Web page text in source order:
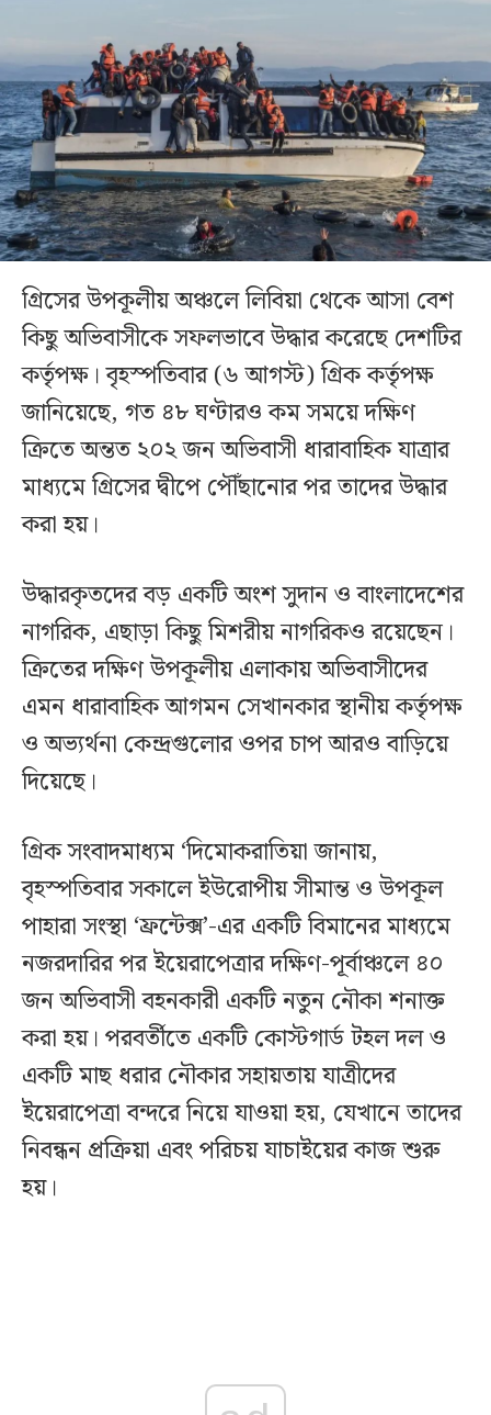
গ্রিসের উপকূলীয় অঞ্চলে লিবিয়া থেকে আসা বেশ
কিছু অভিবাসীকে সফলভাবে উদ্ধার করেছে দেশটির
কর্তৃপক্ষ। বৃহস্পতিবার (৬ আগস্ট) গ্রিক কর্তৃপক্ষ
জানিয়েছে, গত ৪৮ ঘণ্টারও কম সময়ে দক্ষিণ
ক্রিতে অন্তত ২০২ জন অভিবাসী ধারাবাহিক যাত্রার
মাধ্যমে গ্রিসের দ্বীপে পৌঁছানোর পর তাদের উদ্ধার
করা হয়।
উদ্ধারকৃতদের বড় একটি অংশ সুদান ও বাংলাদেশের
নাগরিক, এছাড়া কিছু মিশরীয় নাগরিকও রয়েছেন।
ক্রিতের দক্ষিণ উপকূলীয় এলাকায় অভিবাসীদের
এমন ধারাবাহিক আগমন সেখানকার স্থানীয় কর্তৃপক্ষ
ও অভ্যর্থনা কেন্দ্রগুলোর ওপর চাপ আরও বাড়িয়ে
দিয়েছে।
গ্রিক সংবাদমাধ্যম ‘দিমোকরাতিয়া জানায়,
বৃহস্পতিবার সকালে ইউরোপীয় সীমান্ত ও উপকূল
পাহারা সংস্থা ‘ফ্রন্টেক্স’-এর একটি বিমানের মাধ্যমে
নজরদারির পর ইয়েরাপেত্রার দক্ষিণ-পূর্বাঞ্চলে ৪০
জন অভিবাসী বহনকারী একটি নতুন নৌকা শনাক্ত
করা হয়। পরবর্তীতে একটি কোস্টগার্ড টহল দল ও
একটি মাছ ধরার নৌকার সহায়তায় যাত্রীদের
ইয়েরাপেত্রা বন্দরে নিয়ে যাওয়া হয়, যেখানে তাদের
নিবন্ধন প্রক্রিয়া এবং পরিচয় যাচাইয়ের কাজ শুরু
হয়।